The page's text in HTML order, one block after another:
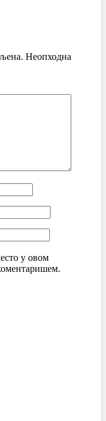
Неопходна
у овом